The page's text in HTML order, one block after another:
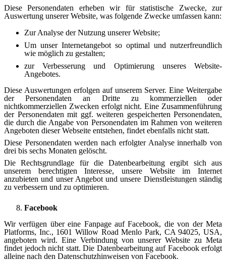
Diese Personendaten erheben wir für statistische Zwecke, zur
Auswertung unserer Website, was folgende Zwecke umfassen kann:
Zur Analyse der Nutzung unserer Website;
Um unser Internetangebot so optimal und nutzerfreundlich
wie möglich zu gestalten;
zur Verbesserung und Optimierung unseres Website-
Angebotes.
Diese Auswertungen erfolgen auf unserem Server. Eine Weitergabe
der Personendaten an Dritte zu kommerziellen oder
nichtkommerziellen Zwecken erfolgt nicht. Eine Zusammenführung
der Personendaten mit ggf. weiteren gespeicherten Personendaten,
die durch die Angabe von Personendaten im Rahmen von weiteren
Angeboten dieser Webseite entstehen, findet ebenfalls nicht statt.
Diese Personendaten werden nach erfolgter Analyse innerhalb von
drei bis sechs Monaten gelöscht.
Die Rechtsgrundlage für die Datenbearbeitung ergibt sich aus
unserem berechtigten Interesse, unsere Website im Internet
anzubieten und unser Angebot und unsere Dienstleistungen ständig
zu verbessern und zu optimieren.
Facebook
Wir verfügen über eine Fanpage auf Facebook, die von der Meta
Platforms, Inc., 1601 Willow Road Menlo Park, CA 94025, USA,
angeboten wird. Eine Verbindung von unserer Website zu Meta
findet jedoch nicht statt. Die Datenbearbeitung auf Facebook erfolgt
alleine nach den Datenschutzhinweisen von Facebook.